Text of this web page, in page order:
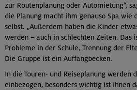
zur Routenplanung oder Automietung“,
die Planung macht ihm genauso Spa wie
selbst. „Außerdem haben die Kinder
werden – auch in schlechten Zeiten. Das
Probleme in der Schule, Trennung der
Die Gruppe ist ein Auffangbecken.
In die Touren- und Reiseplanung werden
einbezogen, besonders wichtig ist ihnen